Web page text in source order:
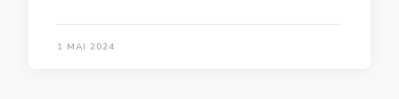
1 MAI 2024